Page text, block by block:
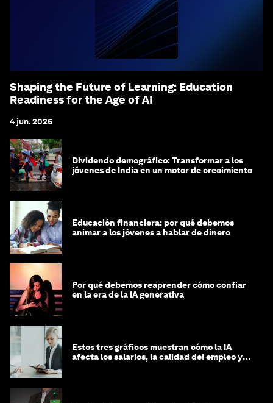
Shaping the Future of Learning: Education
Readiness for the Age of AI
4 jun. 2026
Dividendo demográfico: Transformar a los
jóvenes de India en un motor de crecimiento
Educación financiera: por qué debemos
animar a los jóvenes a hablar de dinero
Por qué debemos reaprender cómo confiar
en la era de la IA generativa
Estos tres gráficos muestran cómo la IA
afecta los salarios, la calidad del empleo y